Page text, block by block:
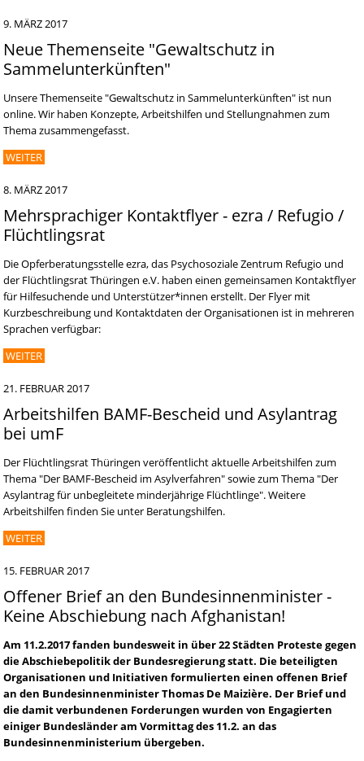
9. MÄRZ 2017
Neue Themenseite "Gewaltschutz in
Sammelunterkünften"
Unsere Themenseite "Gewaltschutz in Sammelunterkünften" ist nun
online. Wir haben Konzepte, Arbeitshilfen und Stellungnahmen zum
Thema zusammengefasst.
WEITER
8. MÄRZ 2017
Mehrsprachiger Kontaktflyer - ezra / Refugio /
Flüchtlingsrat
Die Opferberatungsstelle ezra, das Psychosoziale Zentrum Refugio und
der Flüchtlingsrat Thüringen e.V. haben einen gemeinsamen Kontaktflyer
für Hilfesuchende und Unterstützer*innen erstellt. Der Flyer mit
Kurzbeschreibung und Kontaktdaten der Organisationen ist in mehreren
Sprachen verfügbar:
WEITER
21. FEBRUAR 2017
Arbeitshilfen BAMF-Bescheid und Asylantrag
bei umF
Der Flüchtlingsrat Thüringen veröffentlicht aktuelle Arbeitshilfen zum
Thema "Der BAMF-Bescheid im Asylverfahren" sowie zum Thema "Der
Asylantrag für unbegleitete minderjährige Flüchtlinge". Weitere
Arbeitshilfen finden Sie unter Beratungshilfen.
WEITER
15. FEBRUAR 2017
Offener Brief an den Bundesinnenminister -
Keine Abschiebung nach Afghanistan!
Am 11.2.2017 fanden bundesweit in über 22 Städten Proteste gegen
die Abschiebepolitik der Bundesregierung statt. Die beteiligten
Organisationen und Initiativen formulierten einen offenen Brief
an den Bundesinnenminister Thomas De Maizière. Der Brief und
die damit verbundenen Forderungen wurden von Engagierten
einiger Bundesländer am Vormittag des 11.2. an das
Bundesinnenministerium übergeben.